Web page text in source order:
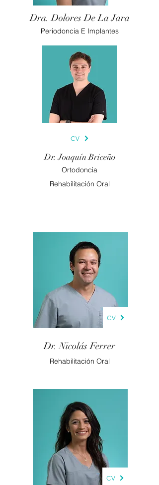
Dra. Dolores De La Jara
Periodoncia E Implantes
CV
Dr. Joaquín Briceño
Ortodoncia
Rehabilitación Oral
CV
Dr. Nicolás Ferrer
Rehabilitación Oral
CV